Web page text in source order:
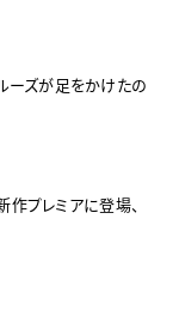
ルーズが足をかけたの
作プレミアに登場、